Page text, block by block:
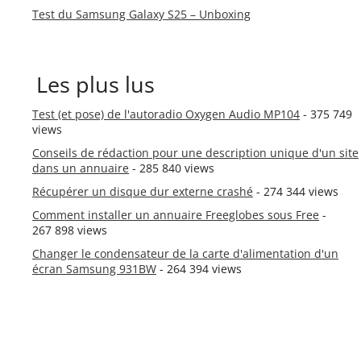
Test du Samsung Galaxy S25 – Unboxing
Les plus lus
Test (et pose) de l'autoradio Oxygen Audio MP104 - 375 749
views
Conseils de rédaction pour une description unique d'un site
dans un annuaire - 285 840 views
Récupérer un disque dur externe crashé - 274 344 views
Comment installer un annuaire Freeglobes sous Free -
267 898 views
Changer le condensateur de la carte d'alimentation d'un
écran Samsung 931BW - 264 394 views